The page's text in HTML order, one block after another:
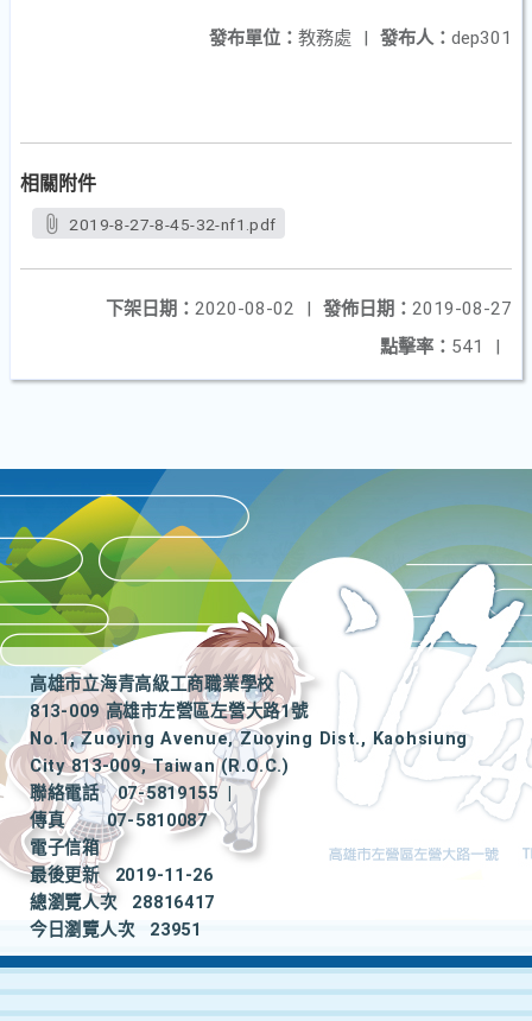
發布人： dep301
發布單位： 教務處 |
相關附件
2019-8-27-8-45-32-nf1.pdf
發佈日期： 2019-08-27
下架日期： 2020-08-02
|
點擊率： 541 |
高雄市立海青高級工商職業學校
813-009 高雄市左營區左營大路1號
No.1, Zuoying Avenue, Zuoying Dist., Kaohsiung
City 813-009, Taiwan (R.O.C.)
聯絡電話
07-5819155
|
傳真
07-5810087
電子信箱
最後更新
2019-11-26
總瀏覽人次
28816417
今日瀏覽人次
23951